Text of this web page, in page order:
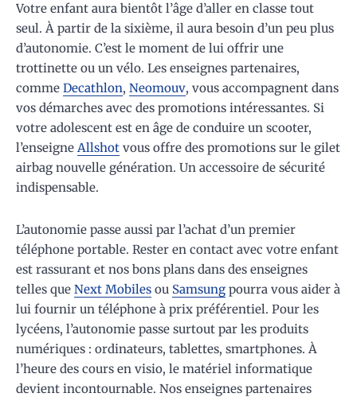
Votre enfant aura bientôt l’âge d’aller en classe tout
seul. À partir de la sixième, il aura besoin d’un peu plus
d’autonomie. C’est le moment de lui offrir une
trottinette ou un vélo. Les enseignes partenaires,
comme Decathlon, Neomouv, vous accompagnent dans
vos démarches avec des promotions intéressantes. Si
votre adolescent est en âge de conduire un scooter,
l’enseigne Allshot vous offre des promotions sur le gilet
airbag nouvelle génération. Un accessoire de sécurité
indispensable.
L’autonomie passe aussi par l’achat d’un premier
téléphone portable. Rester en contact avec votre enfant
est rassurant et nos bons plans dans des enseignes
telles que Next Mobiles ou Samsung pourra vous aider à
lui fournir un téléphone à prix préférentiel. Pour les
lycéens, l’autonomie passe surtout par les produits
numériques : ordinateurs, tablettes, smartphones. À
l’heure des cours en visio, le matériel informatique
devient incontournable. Nos enseignes partenaires